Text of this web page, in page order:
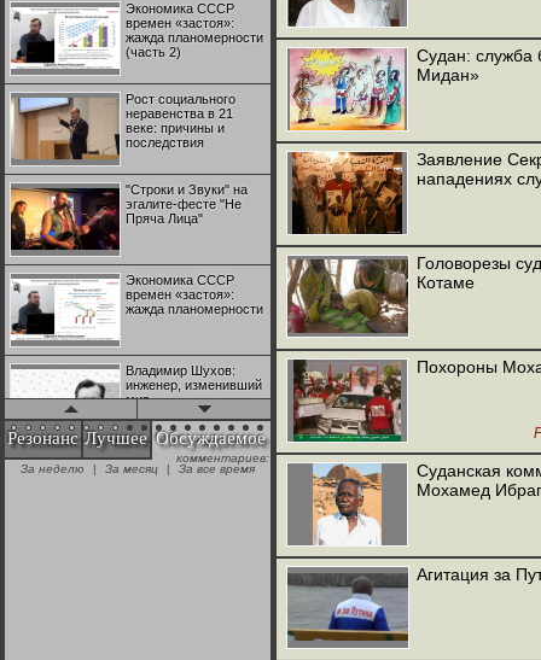
Экономика СССР
времен «застоя»:
жажда планомерности
(часть 2)
Рост социального
неравенства в 21
веке: причины и
последствия
"Строки и Звуки" на
эгалите-фесте "Не
Пряча Лица"
Экономика СССР
времен «застоя»:
жажда планомерности
Владимир Шухов:
инженер, изменивший
мир
"Аркадий Коц" на
эгалите-фесте "Не
Резонанс Лучшее Обсуждаемое
комментариев:
За неделю
| За месяц | За все время
Судан: служба
Мидан»
Заявление
нападениях
Головорезы
Котаме
Похороны
Суданская
Мохамед
Агитация за